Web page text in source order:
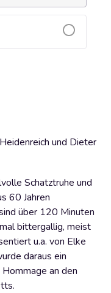
und Dieter
Schatztruhe und
60 Jahren
über 120 Minuten
bittergallig, meist
u.a. von Elke
daraus ein
an den